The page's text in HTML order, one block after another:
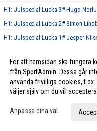
H1: Julspecial Lucka 3# Hugo
H1: Julspecial Lucka 2# Simon
H1: Julspecial Lucka 1# Jesper
Herr Elit tog tre nya poäng mot Röke
H1: Tung förlust mot Munka-
Vinst mot Växjö IBK samt Hovshaga
Vinst mot Halmstad IBK för Herr Elit!
För att hemsidan ska fungera
från SportAdmin. Dessa går
använda frivilliga cookies,
väljer själv om du vill acceptera
Anpassa dina val